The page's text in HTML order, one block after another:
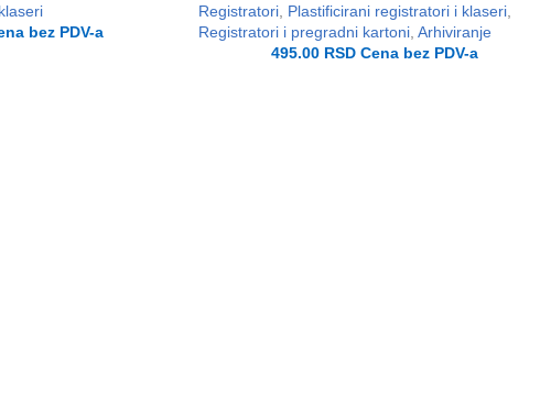
bez PDV-a
Registratori, Plastificirani registratori i klaseri,
Registratori i pregradni kartoni, Arhiviranje
495.00 RSDCena bez PDV-a